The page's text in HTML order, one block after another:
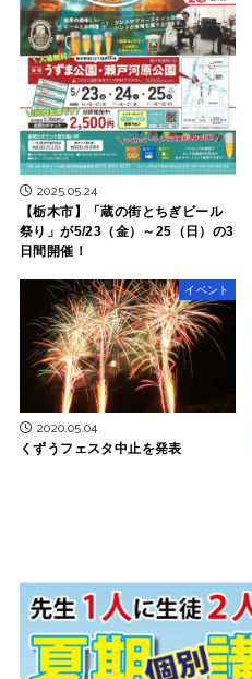
2025.05.24
【栃木市】「蔵の街とちぎビール
祭り」が5/23（金）～25（日）の3
日間開催！
イベント
2020.05.04
くずうフェスタ中止を発表